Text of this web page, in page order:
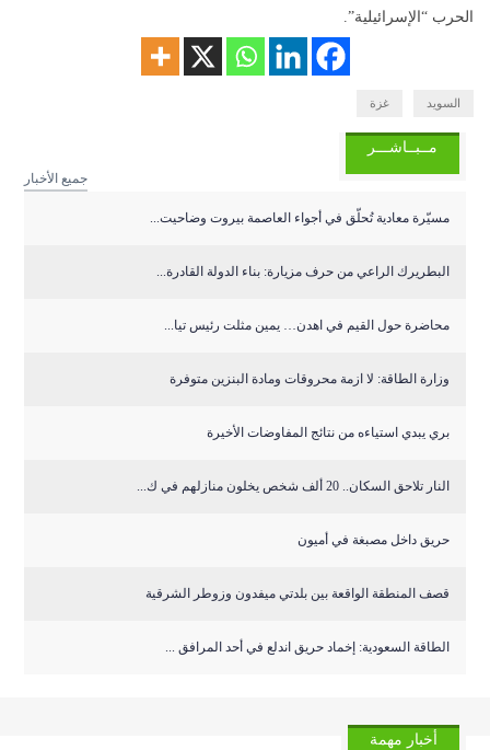
الحرب “الإسرائيلية”.
السويد غزة
مــبــاشـــر
جميع الأخبار
مسيّرة معادية تُحلّق في أجواء العاصمة بيروت وضاحيت...
البطريرك الراعي من حرف مزيارة: بناء الدولة القادرة...
محاضرة حول القيم في اهدن… يمين مثلت رئيس تيا...
وزارة الطاقة: لا ازمة محروقات ومادة البنزين متوفرة
بري يبدي استياءه من نتائج المفاوضات الأخيرة
النار تلاحق السكان.. 20 ألف شخص يخلون منازلهم في ك...
حريق داخل مصبغة في أميون
قصف المنطقة الواقعة بين بلدتي ميفدون وزوطر الشرقية
‏الطاقة السعودية: إخماد حريق اندلع في أحد المرافق ...
أخبار مهمة